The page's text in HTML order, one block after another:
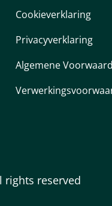
Cookieverklaring
Privacyverklaring
Algemene
rights reserved